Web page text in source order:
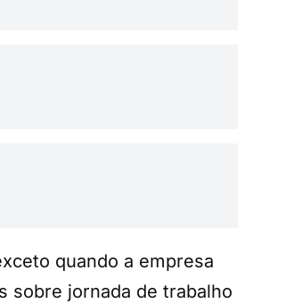
quando a empresa
sobre jornada de trabalho